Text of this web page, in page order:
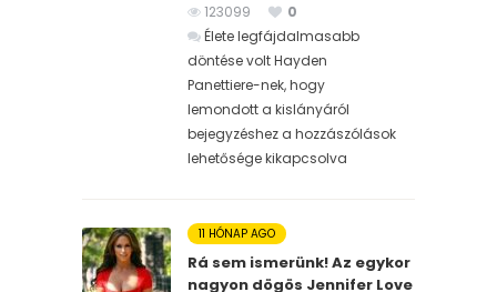
123099
0
Élete legfájdalmasabb
döntése volt Hayden
Panettiere-nek, hogy
lemondott a kislányáról
bejegyzéshez a hozzászólások
lehetősége kikapcsolva
11 HÓNAP AGO
Rá sem ismerünk! Az egykor
nagyon dögös Jennifer Love